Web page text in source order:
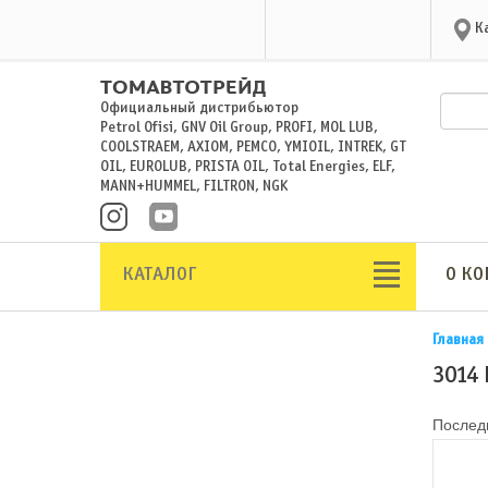
Официальный дистрибьютор
Petrol Ofisi, GNV Oil Group, PROFI, MOL LUB,
COOLSTRAEM, AXIOM, PEMCO, YMIOIL, INTREK, GT
OIL, EUROLUB, PRISTA OIL, Total Energies, ELF,
MANN+HUMMEL, FILTRON, NGK
КАТАЛОГ О
Главная
3014